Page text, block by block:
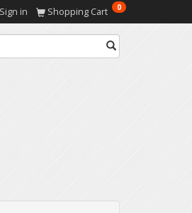
Shopping Cart 0
Sign in